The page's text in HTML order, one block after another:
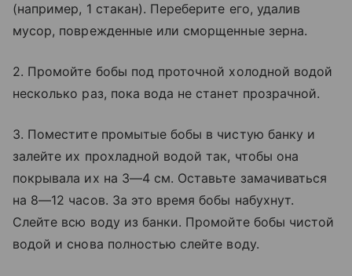
(например, 1 стакан). Переберите его, удалив
мусор, поврежденные или сморщенные зерна.
2. Промойте бобы под проточной холодной водой
несколько раз, пока вода не станет прозрачной.
3. Поместите промытые бобы в чистую банку и
залейте их прохладной водой так, чтобы она
покрывала их на 3—4 см. Оставьте замачиваться
на 8—12 часов. За это время бобы набухнут.
Слейте всю воду из банки. Промойте бобы чистой
водой и снова полностью слейте воду.